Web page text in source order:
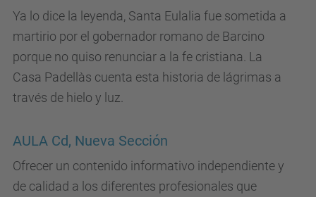
Ya lo dice la leyenda, Santa Eulalia fue sometida a
martirio por el gobernador romano de Barcino
porque no quiso renunciar a la fe cristiana. La
Casa Padellàs cuenta esta historia de lágrimas a
través de hielo y luz.
AULA Cd, Nueva Sección
Ofrecer un contenido informativo independiente y
de calidad a los diferentes profesionales que